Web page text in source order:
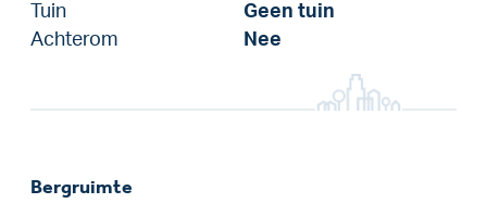
Tuin
Geen tuin
Achterom
Nee
Bergruimte